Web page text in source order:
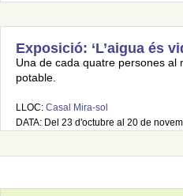
Exposició: ‘L’aigua és
Una de cada quatre persones al
potable.
LLOC: Casal Mira-sol
DATA: Del 23 d'octubre al 20 de